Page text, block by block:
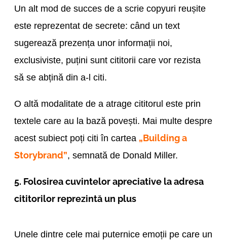
Un alt mod de succes de a scrie copyuri reușite
este reprezentat de secrete: când un text
sugerează prezența unor informații noi,
exclusiviste, puțini sunt cititorii care vor rezista
să se abțină din a-l citi.
O altă modalitate de a atrage cititorul este prin
textele care au la bază povești. Mai multe despre
acest subiect poți citi în cartea „Building a
Storybrand”, semnată de Donald Miller.
5. Folosirea cuvintelor apreciative la adresa
cititorilor reprezintă un plus
Unele dintre cele mai puternice emoții pe care un